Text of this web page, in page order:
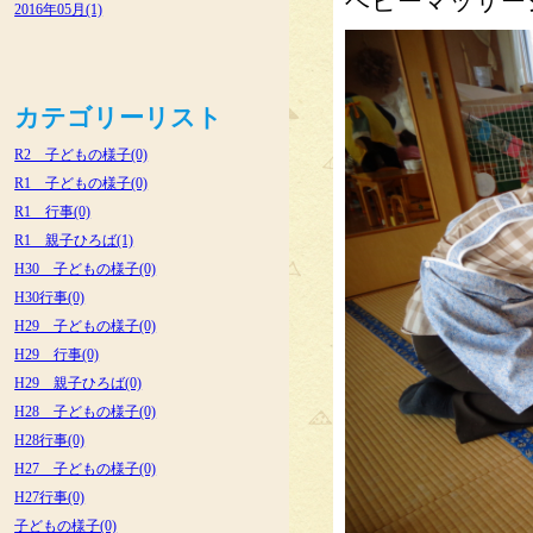
2016年05月(1)
カテゴリーリスト
R2 子どもの様子(0)
R1 子どもの様子(0)
R1 行事(0)
R1 親子ひろば(1)
H30 子どもの様子(0)
H30行事(0)
H29 子どもの様子(0)
H29 行事(0)
H29 親子ひろば(0)
H28 子どもの様子(0)
H28行事(0)
H27 子どもの様子(0)
H27行事(0)
子どもの様子(0)